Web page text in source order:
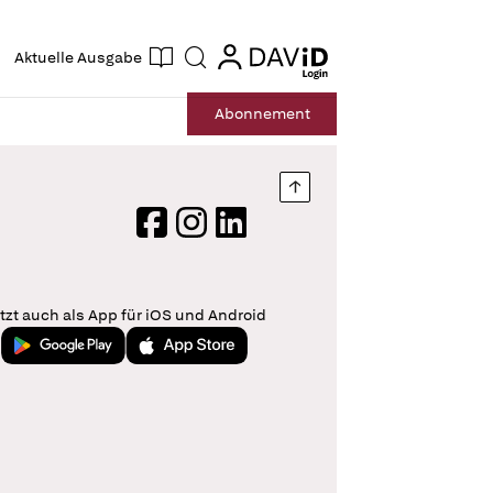
Aktuelle Ausgabe Suche login
login
Abonnement
Nach oben springen
FacebookInstagram
LinkedIn
auch als App für iOS und Android
Jetzt bei Google PlayLaden im App Store